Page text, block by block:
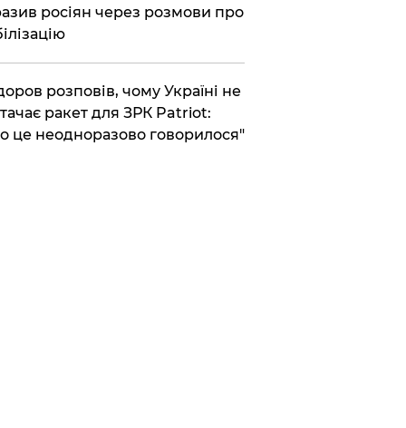
росіян через розмови про
розповів, чому Україні не
ракет для ЗРК Patriot:
це неодноразово говорилося"